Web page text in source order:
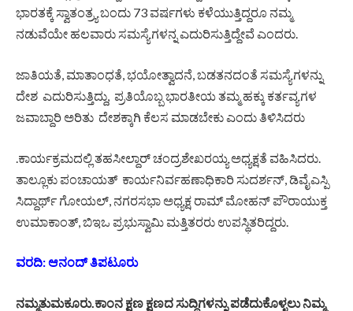
ಭಾರತಕ್ಕೆ ಸ್ವಾತಂತ್ರ್ಯ ಬಂದು 73 ವರ್ಷಗಳು ಕಳೆಯುತ್ತಿದ್ದರೂ ನಮ್ಮ
ನಡುವೆಯೇ ಹಲವಾರು ಸಮಸ್ಯೆಗಳನ್ನ ಎದುರಿಸುತ್ತಿದ್ದೇವೆ ಎಂದರು.
ಜಾತಿಯತೆ, ಮಾತಾಂಧತೆ, ಭಯೋತ್ವಾದನೆ, ಬಡತನದಂತೆ ಸಮಸ್ಯೆಗಳನ್ನು
ದೇಶ ಎದುರಿಸುತ್ತಿದ್ದು, ಪ್ರತಿಯೊಬ್ಬ ಭಾರತೀಯ ತಮ್ಮ ಹಕ್ಕು ಕರ್ತವ್ಯಗಳ
ಜವಾಬ್ದಾರಿ ಅರಿತು ದೇಶಕ್ಕಾಗಿ ಕೆಲಸ ಮಾಡಬೇಕು ಎಂದು ತಿಳಿಸಿದರು
.ಕಾರ್ಯಕ್ರಮದಲ್ಲಿ ತಹಸೀಲ್ದಾರ್ ಚಂದ್ರಶೇಖರಯ್ಯ ಅಧ್ಯಕ್ಷತೆ ವಹಿಸಿದರು.
ತಾಲ್ಲೂಕು ಪಂಚಾಯತ್ ಕಾರ್ಯನಿರ್ವಹಣಾಧಿಕಾರಿ ಸುದರ್ಶನ್, ಡಿವೈಎಸ್ಪಿ
ಸಿದ್ದಾರ್ಥ್ ಗೋಯಲ್, ನಗರಸಭಾ ಅಧ್ಯಕ್ಷ ರಾಮ್ ಮೋಹನ್ ಪೌರಾಯುಕ್ತ
ಉಮಾಕಾಂತ್, ಬಿಇಒ ಪ್ರಭುಸ್ವಾಮಿ ಮತ್ತಿತರರು ಉಪಸ್ಥಿತರಿದ್ದರು.
ವರದಿ: ಆನಂದ್ ತಿಪಟೂರು
ನಮ್ಮತುಮಕೂರು.ಕಾಂನ ಕ್ಷಣ ಕ್ಷಣದ ಸುದ್ದಿಗಳನ್ನು ಪಡೆದುಕೊಳ್ಳಲು ನಿಮ್ಮ